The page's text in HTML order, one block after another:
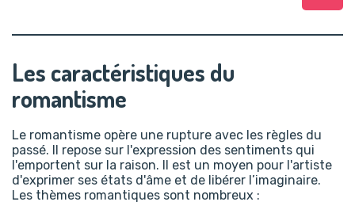
Les caractéristiques du
romantisme
Le romantisme opère une rupture avec les règles du
passé. Il repose sur l'expression des sentiments qui
l'emportent sur la raison. Il est un moyen pour l'artiste
d'exprimer ses états d'âme et de libérer l’imaginaire.
Les thèmes romantiques sont nombreux :